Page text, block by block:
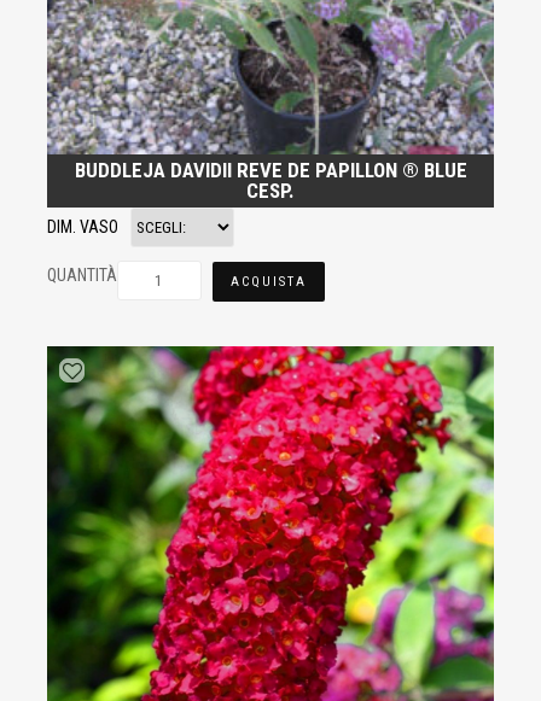
BUDDLEJA DAVIDII REVE DE PAPILLON ® BLUE
CESP.
DIM. VASO
QUANTITÀ ACQUISTA